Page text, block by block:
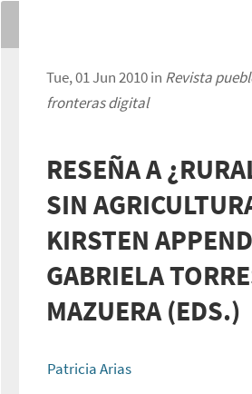
Tue, 01 Jun 2010 in Revista
fronteras digital
RESEÑA A
SIN
KIRSTEN
GABRIELA
MAZUERA (EDS.)
Patricia Arias